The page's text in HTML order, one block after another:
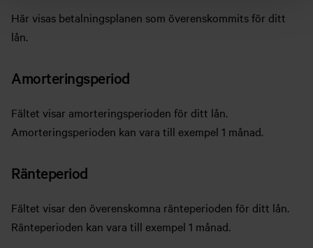
Här visas betalningsplanen som överenskommits för ditt
lån.
Amorteringsperiod
Fältet visar amorteringsperioden för ditt lån.
Amorteringsperioden kan vara till exempel 1 månad.
Ränteperiod
Fältet visar den överenskomna ränteperioden för ditt lån.
Ränteperioden kan vara till exempel 1 månad.